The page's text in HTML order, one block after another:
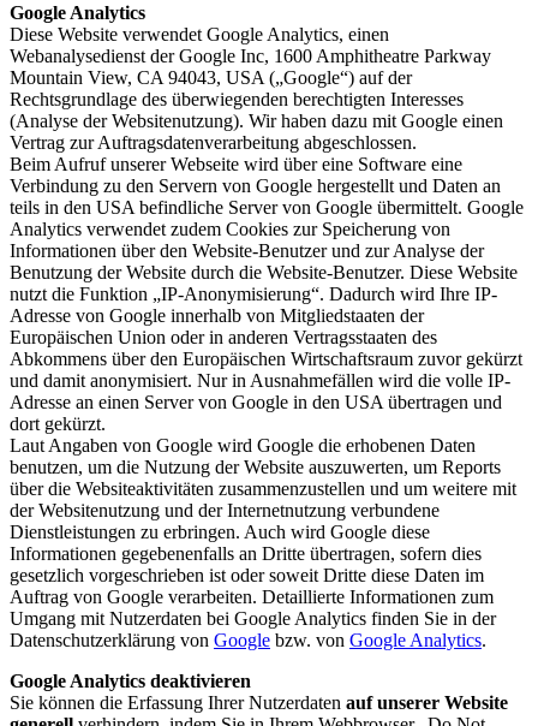
Google Analytics
Diese Website verwendet Google Analytics, einen
Webanalysedienst der Google Inc, 1600 Amphitheatre Parkway
Mountain View, CA 94043, USA („Google“) auf der
Rechtsgrundlage des überwiegenden berechtigten Interesses
(Analyse der Websitenutzung). Wir haben dazu mit Google einen
Vertrag zur Auftragsdatenverarbeitung abgeschlossen.
Beim Aufruf unserer Webseite wird über eine Software eine
Verbindung zu den Servern von Google hergestellt und Daten an
teils in den USA befindliche Server von Google übermittelt. Google
Analytics verwendet zudem Cookies zur Speicherung von
Informationen über den Website-Benutzer und zur Analyse der
Benutzung der Website durch die Website-Benutzer. Diese Website
nutzt die Funktion „IP-Anonymisierung“. Dadurch wird Ihre IP-
Adresse von Google innerhalb von Mitgliedstaaten der
Europäischen Union oder in anderen Vertragsstaaten des
Abkommens über den Europäischen Wirtschaftsraum zuvor gekürzt
und damit anonymisiert. Nur in Ausnahmefällen wird die volle IP-
Adresse an einen Server von Google in den USA übertragen und
dort gekürzt.
Laut Angaben von Google wird Google die erhobenen Daten
benutzen, um die Nutzung der Website auszuwerten, um Reports
über die Websiteaktivitäten zusammenzustellen und um weitere mit
der Websitenutzung und der Internetnutzung verbundene
Dienstleistungen zu erbringen. Auch wird Google diese
Informationen gegebenenfalls an Dritte übertragen, sofern dies
gesetzlich vorgeschrieben ist oder soweit Dritte diese Daten im
Auftrag von Google verarbeiten. Detaillierte Informationen zum
Umgang mit Nutzerdaten bei Google Analytics finden Sie in der
Datenschutzerklärung von Google bzw. von Google Analytics.
Google Analytics deaktivieren
Sie können die Erfassung Ihrer Nutzerdaten auf unserer Website